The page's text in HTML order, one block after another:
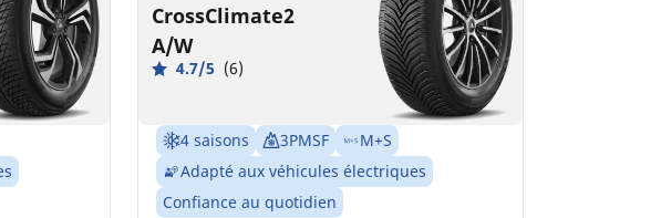
CrossClimate2
A/W
4.7/5 (6)
4 saisons 3PMSF
M+S
Adapté aux véhicules électriques
Confiance au quotidien